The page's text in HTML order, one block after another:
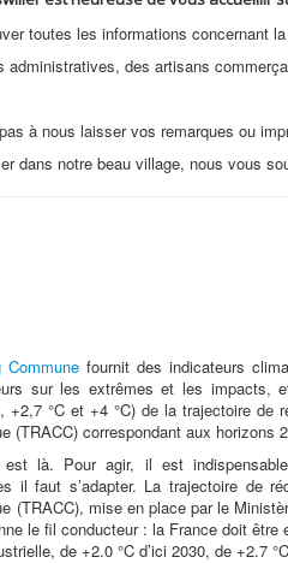
toutes les informations concernant
administratives, des artisans
à nous laisser vos remarques ou
dans notre beau village, nous vous
Communefournit des indicateurs
sur les extrêmes et les impacts,
+2,7 °C et +4 °C) de la trajectoire de
(TRACC) correspondant aux horizons
est là. Pour agir, il est
il faut s’adapter. La trajectoire de
(TRACC), mise en place par le
le fil conducteur : la France doit être
de +2.0 °C d’ici 2030, de +2.7